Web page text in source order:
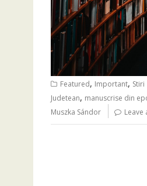
Featured, Important, Stiri
Judetean, manuscrise din
Muszka Sándor
Leave